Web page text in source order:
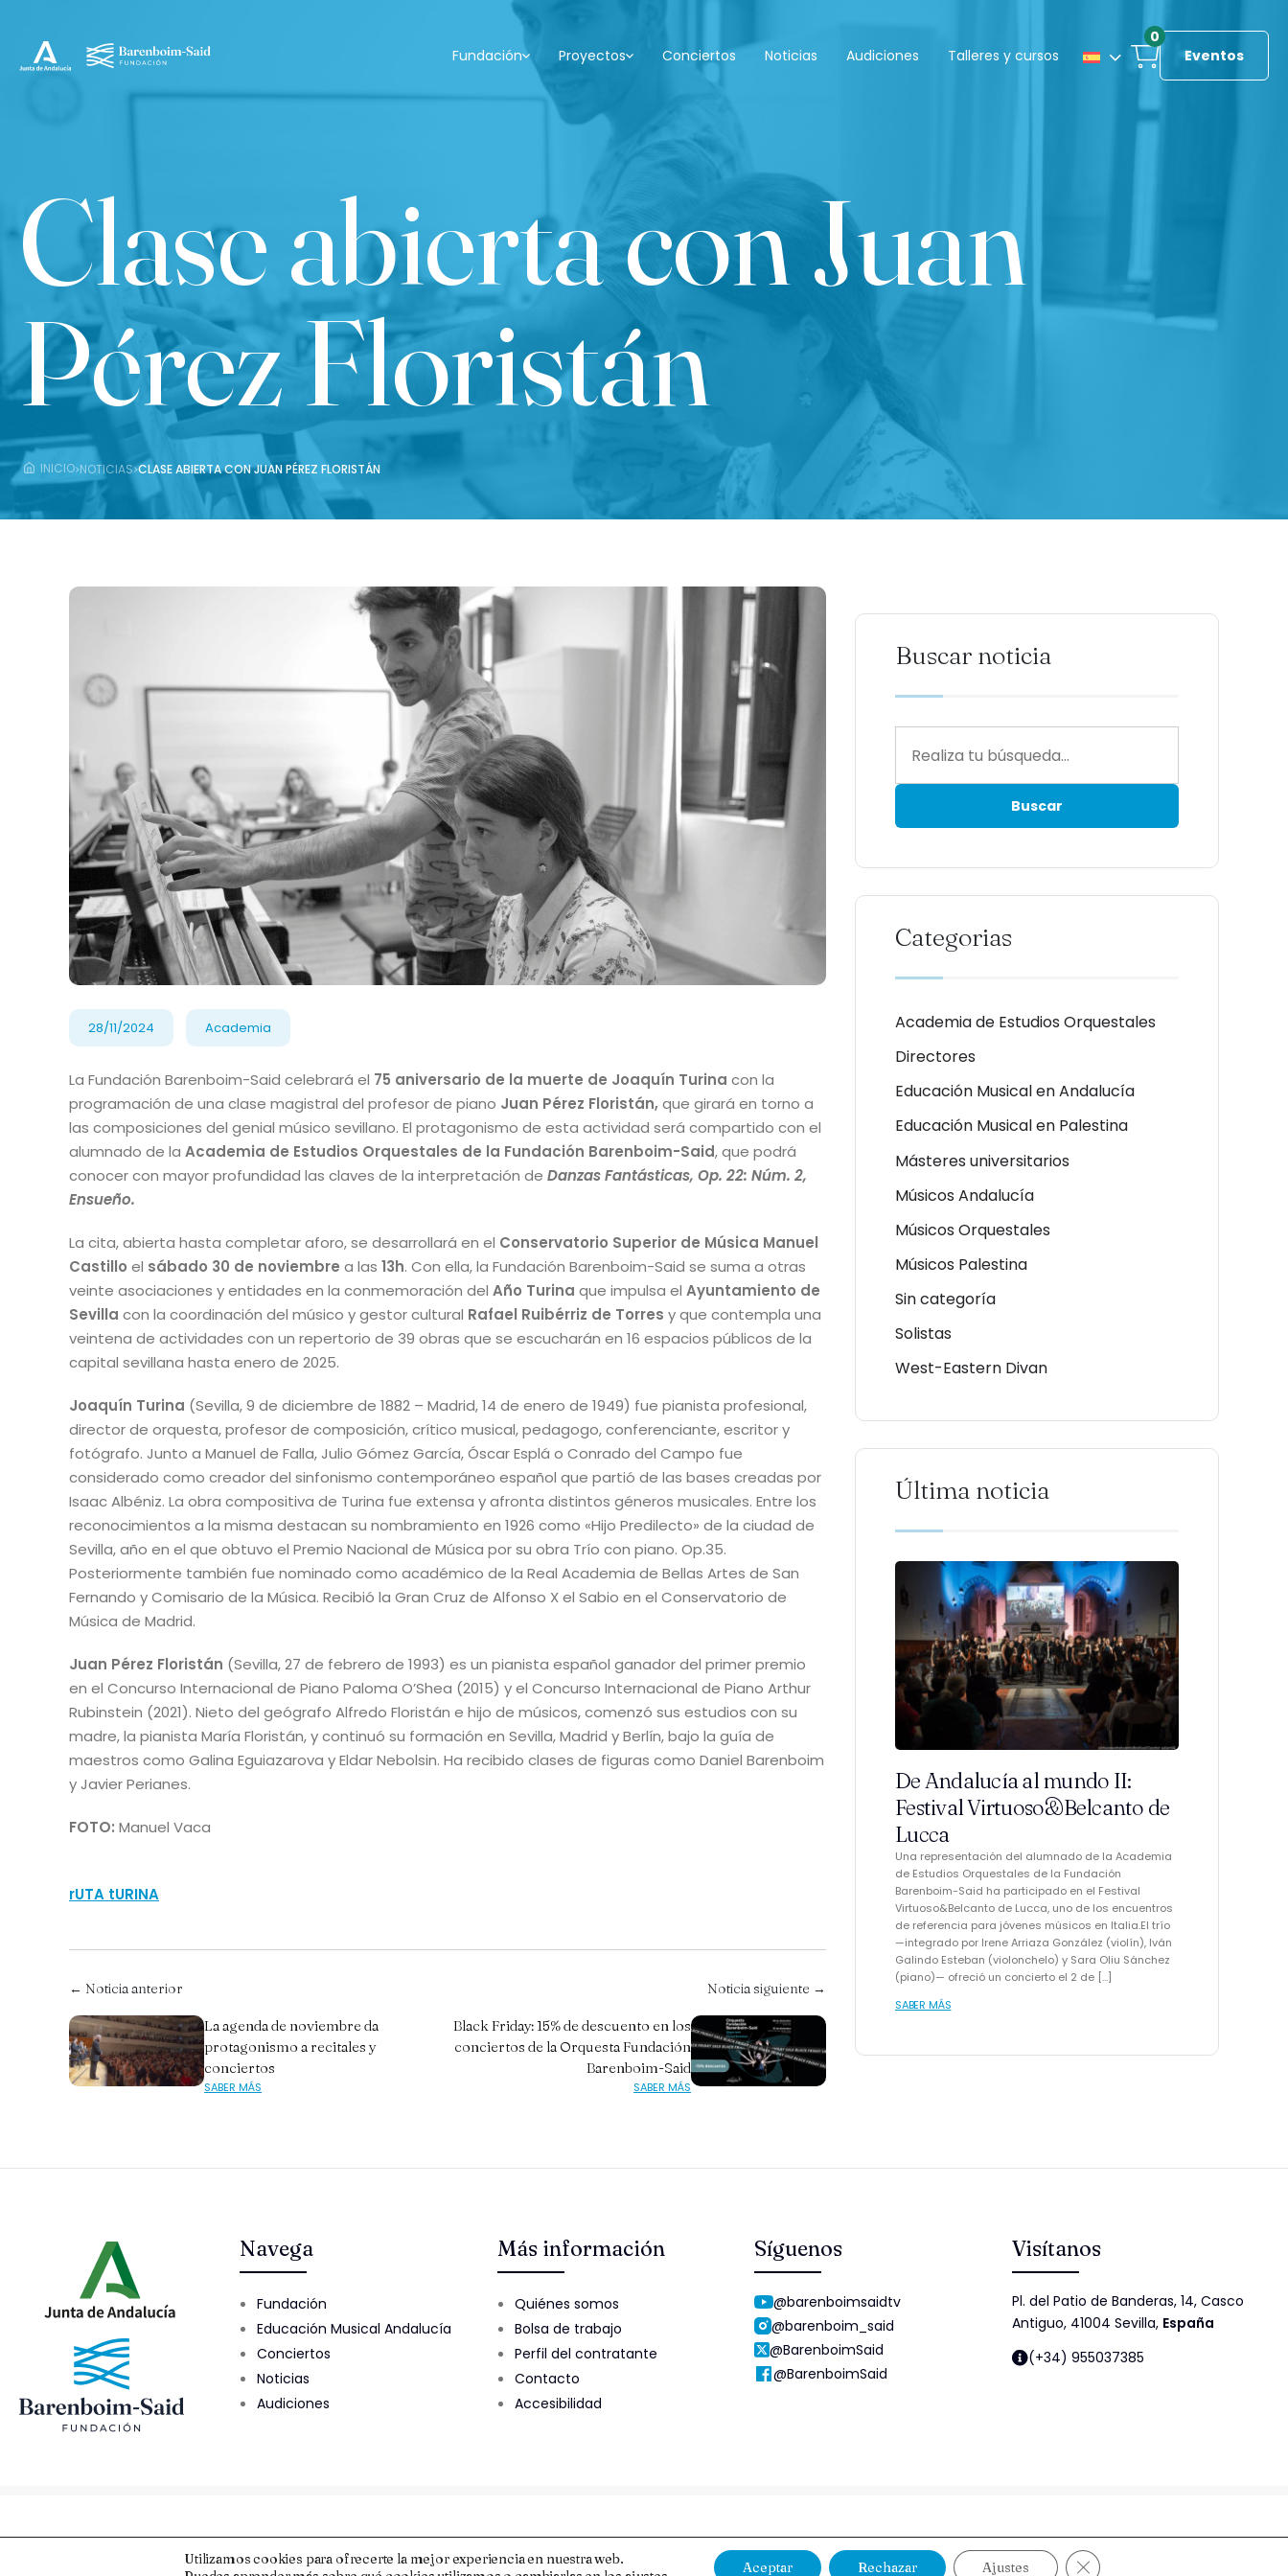
Fundación Proyectos Conciertos Noticias Audiciones Talleres y cursos
0
Eventos
Clase abierta con Juan
Pérez Floristán
INICIO›NOTICIAS›CLASE ABIERTA CON JUAN PÉREZ FLORISTÁN
28/11/2024 Academia
La Fundación Barenboim-Said celebrará el 75 aniversario de la muerte de Joaquín Turina con la
programación de una clase magistral del profesor de piano Juan Pérez Floristán, que girará en torno a
las composiciones del genial músico sevillano. El protagonismo de esta actividad será compartido con el
alumnado de la Academia de Estudios Orquestales de la Fundación Barenboim-Said, que podrá
conocer con mayor profundidad las claves de la interpretación de Danzas Fantásticas, Op. 22: Núm. 2,
Ensueño.
La cita, abierta hasta completar aforo, se desarrollará en el Conservatorio Superior de Música Manuel
Castillo el sábado 30 de noviembre a las 13h. Con ella, la Fundación Barenboim-Said se suma a otras
veinte asociaciones y entidades en la conmemoración del Año Turina que impulsa el Ayuntamiento de
Sevilla con la coordinación del músico y gestor cultural Rafael Ruibérriz de Torres y que contempla una
veintena de actividades con un repertorio de 39 obras que se escucharán en 16 espacios públicos de la
capital sevillana hasta enero de 2025.
Joaquín Turina (Sevilla, 9 de diciembre de 1882 – Madrid, 14 de enero de 1949) fue pianista profesional,
director de orquesta, profesor de composición, crítico musical, pedagogo, conferenciante, escritor y
fotógrafo. Junto a Manuel de Falla, Julio Gómez García, Óscar Esplá o Conrado del Campo fue
considerado como creador del sinfonismo contemporáneo español que partió de las bases creadas por
Isaac Albéniz. La obra compositiva de Turina fue extensa y afronta distintos géneros musicales. Entre los
reconocimientos a la misma destacan su nombramiento en 1926 como «Hijo Predilecto» de la ciudad de
Sevilla, año en el que obtuvo el Premio Nacional de Música por su obra Trío con piano. Op.35.
Posteriormente también fue nominado como académico de la Real Academia de Bellas Artes de San
Fernando y Comisario de la Música. Recibió la Gran Cruz de Alfonso X el Sabio en el Conservatorio de
Música de Madrid.
Juan Pérez Floristán (Sevilla, 27 de febrero de 1993) es un pianista español ganador del primer premio
en el Concurso Internacional de Piano Paloma O’Shea (2015) y el Concurso Internacional de Piano Arthur
Rubinstein (2021). Nieto del geógrafo Alfredo Floristán e hijo de músicos, comenzó sus estudios con su
madre, la pianista María Floristán, y continuó su formación en Sevilla, Madrid y Berlín, bajo la guía de
maestros como Galina Eguiazarova y Eldar Nebolsin. Ha recibido clases de figuras como Daniel Barenboim
y Javier Perianes.
FOTO: Manuel Vaca
rUTA tURINA
← Noticia anterior
La agenda de noviembre da
protagonismo a recitales y
conciertos
SABER MÁS
Noticia siguiente →
Black Friday: 15% de descuento en los
conciertos de la Orquesta Fundación
Barenboim-Said
SABER MÁS
Buscar noticia
Categorias
Academia de Estudios Orquestales
Directores
Educación Musical en Andalucía
Educación Musical en Palestina
Másteres universitarios
Músicos Andalucía
Músicos Orquestales
Músicos Palestina
Sin categoría
Solistas
West-Eastern Divan
Última noticia
De Andalucía al mundo II:
Festival Virtuoso&Belcanto de
Lucca
Una representación del alumnado de la Academia
de Estudios Orquestales de la Fundación
Barenboim-Said ha participado en el Festival
Virtuoso&Belcanto de Lucca, uno de los encuentros
de referencia para jóvenes músicos en Italia.El trío
—integrado por Irene Arriaza González (violín), Iván
Galindo Esteban (violonchelo) y Sara Oliu Sánchez
(piano)— ofreció un concierto el 2 de […]
SABER MÁS
Navega
Fundación
Educación Musical Andalucía
Conciertos
Noticias
Audiciones
Más información
Quiénes somos
Bolsa de trabajo
Perfil del contratante
Contacto
Accesibilidad
Síguenos
@barenboimsaidtv
@barenboim_said
@BarenboimSaid
@BarenboimSaid
Visítanos
Pl. del Patio de Banderas, 14, Casco
Antiguo, 41004 Sevilla, España
(+34) 955037385
Esquema Nacional de SeguridadPolítica de cookiesPolítica de Seguridad de la Información
Utilizamos cookies para ofrecerte la mejor experiencia en nuestra web.
Aceptar Rechazar Ajustes Cerrar el banner de cookies